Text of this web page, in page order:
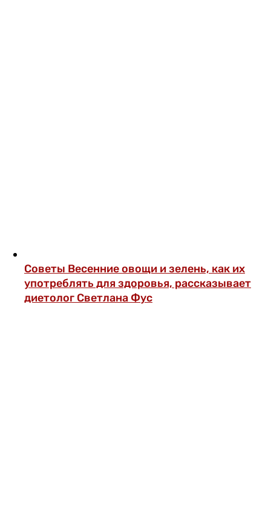
Советы Весенние овощи и зелень, как их
употреблять для здоровья, рассказывает
диетолог Светлана Фус